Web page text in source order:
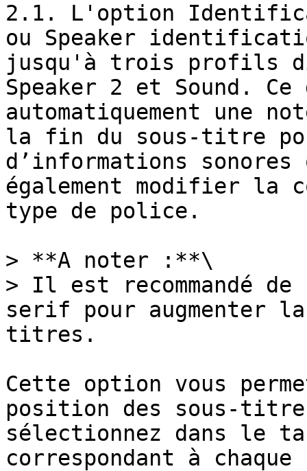
2.1. L'option
ou Speaker
jusqu'à trois profils
Speaker 2 et Sound.
automatiquement une
la fin du sous-titre
d’informations sonores
également modifier
type de police.
> **A noter :**\
> Il est recommandé
serif pour augmenter
titres.
Cette option vous
position des sous-
sélectionnez dans le
correspondant à